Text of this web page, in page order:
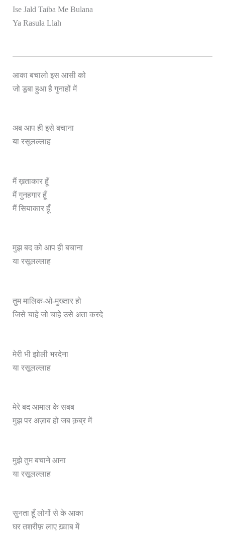
Ise Jald Taiba Me Bulana
Ya Rasula Llah
आका बचालो इस आसी को
जो डूबा हुआ है गुनाहों में
अब आप ही इसे बचाना
या रसूलल्लाह
मैं ख़ताकार हूँ
मैं गुनहगार हूँ
मैं सियाकार हूँ
मुझ बद को आप ही बचाना
या रसूलल्लाह
तुम मालिक-ओ-मुख्तार हो
जिसे चाहे जो चाहे उसे अता करदे
मेरी भी झोली भरदेना
या रसूलल्लाह
मेरे बद आमाल के सबब
मुझ पर अज़ाब हो जब क़ब्र में
मुझे तुम बचाने आना
या रसूलल्लाह
सुनता हूँ लोगों से के आका
घर तशरीफ़ लाए ख़्वाब में